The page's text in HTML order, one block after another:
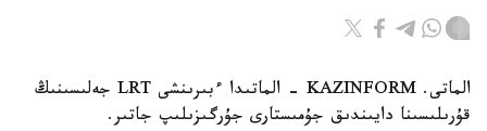
الماتى. KAZINFORM - الماتىدا ءبىرىنشى LRT جەلىسىنىڭ
قۇرىلىسىنا دايىندىق جۇمىستارى جۇرگىزىلىپ جاتىر.